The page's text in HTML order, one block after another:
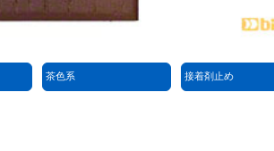
茶色系 接着剤止め